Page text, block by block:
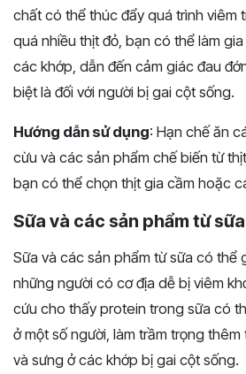
chất có thể thúc đẩy quá trình viêm
quá nhiều thịt đỏ, bạn có thể làm
các khớp, dẫn đến cảm giác đau
biệt là đối với người bị gai cột sống.
Hướng dẫn sử dụng: Hạn chế ăn
cừu và các sản phẩm chế biến từ
bạn có thể chọn thịt gia cầm hoặc
Sữa và các sản phẩm từ sữa
Sữa và các sản phẩm từ sữa có thể
những người có cơ địa dễ bị viêm
cứu cho thấy protein trong sữa có
ở một số người, làm trầm trọng
và sưng ở các khớp bị gai cột sống.